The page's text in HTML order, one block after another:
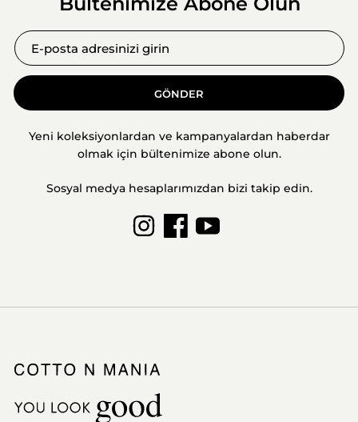
GÖNDER
Yeni koleksiyonlardan ve kampanyalardan haberdar
olmak için bültenimize abone olun.
Sosyal medya hesaplarımızdan bizi takip edin.